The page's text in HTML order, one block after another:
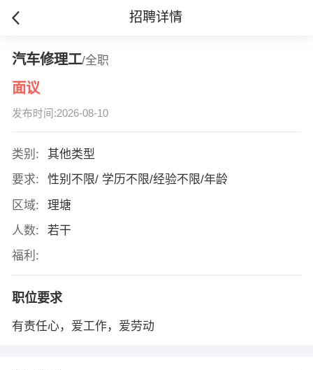
招聘详情
汽车修理工/全职
面议
发布时间:2026-08-10
类别:
其他类型
要求:
性别不限/ 学历不限/经验不限/年龄
区域:
理塘
人数:
若干
福利:
职位要求
有责任心，爱工作，爱劳动